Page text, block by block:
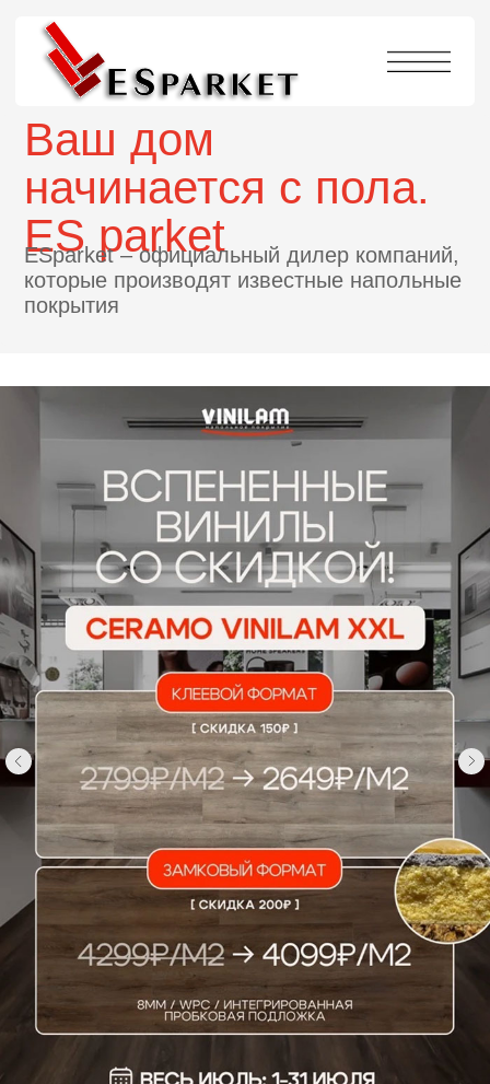
Ваш дом
начинается с пола.
ES parket
ESparket – официальный дилер компаний,
которые производят известные напольные
покрытия
Гарантия качества
и проверенные временем
поставщики
О НАС